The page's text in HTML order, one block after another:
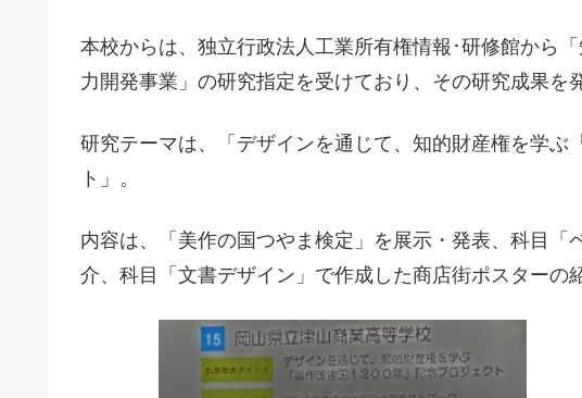
本校からは、独立行政法人工業所有権情報･研修館から
力開発事業」の研究指定を受けており、その研究成果を
研究テーマは、「デザインを通じて、知的財産権を学ぶ
ト」。
内容は、「美作の国つやま検定」を展示・発表、科目「
介、科目「文書デザイン」で作成した商店街ポスターの